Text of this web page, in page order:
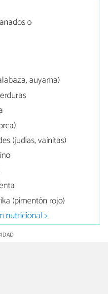
o
auyama)
(judías, vainitas)
(pimentón rojo)
nutricional >